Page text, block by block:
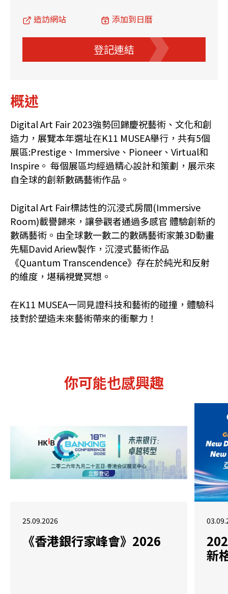
造訪網站 添加到日曆
登記連結
概述
Digital Art Fair 2023強勢回歸慶祝藝術、文化和創
造力，展覽本年選址在K11 MUSEA舉行，共有5個
展區:Prestige、Immersive、Pioneer、Virtual和
Inspire。 每個展區均經過精心設計和策劃，展示來
自全球的創新數碼藝術作品。
Digital Art Fair標誌性的沉浸式房間(Immersive
Room)載譽歸來，讓參觀者通過多感官 體驗創新的
數碼藝術。由全球數一數二的數碼藝術家兼3D動畫
先驅David Ariew製作，沉浸式藝術作品
《Quantum Transcendence》存在於純光和反射
的維度，堪稱視覺冥想。
在K11 MUSEA一同見證科技和藝術的碰撞，體驗科
技對於塑造未來藝術帶來的衝擊力！
你可能也感興趣
25.09.2026
《香港銀行家峰會》2026
新